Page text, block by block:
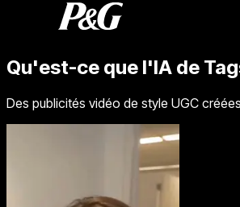
Qu'est-ce que l'IA de
Des publicités vidéo de style UGC